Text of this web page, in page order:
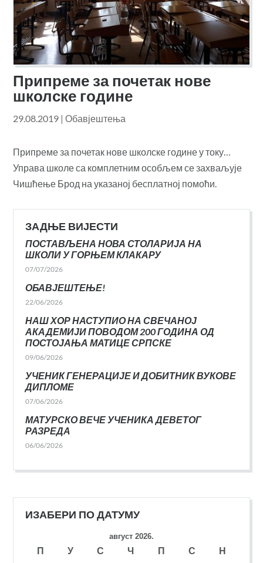
Припреме за почетак нове
школске године
29.08.2019 |Обавјештења
Припреме за почетак нове школске године у току…
Управа школе са комплетним особљем се захваљује
Чишћење Брод на указаној бесплатној помоћи.
ЗАДЊЕ ВИЈЕСТИ
ПОСТАВЉЕНА НОВА СТОЛАРИЈА НА
ШКОЛИ У ГОРЊЕМ КЛАКАРУ
07/07/2026
ОБАВЈЕШТЕЊЕ!
22/06/2026
НАШ ХОР НАСТУПИО НА СВЕЧАНОЈ
АКАДЕМИЈИ ПОВОДОМ 200 ГОДИНА ОД
ПОСТОЈАЊА МАТИЦЕ СРПСКЕ
09/06/2026
УЧЕНИК ГЕНЕРАЦИЈЕ И ДОБИТНИК ВУКОВЕ
ДИПЛОМЕ
07/06/2026
МАТУРСКО ВЕЧЕ УЧЕНИКА ДЕВЕТОГ
РАЗРЕДА
06/06/2026
ИЗАБЕРИ ПО ДАТУМУ
август 2026.
П У С Ч П С
Н